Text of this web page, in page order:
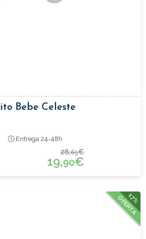
Bebe Celeste
Entrega 24-48h
28,65€
19,90€
17%
OFERTA